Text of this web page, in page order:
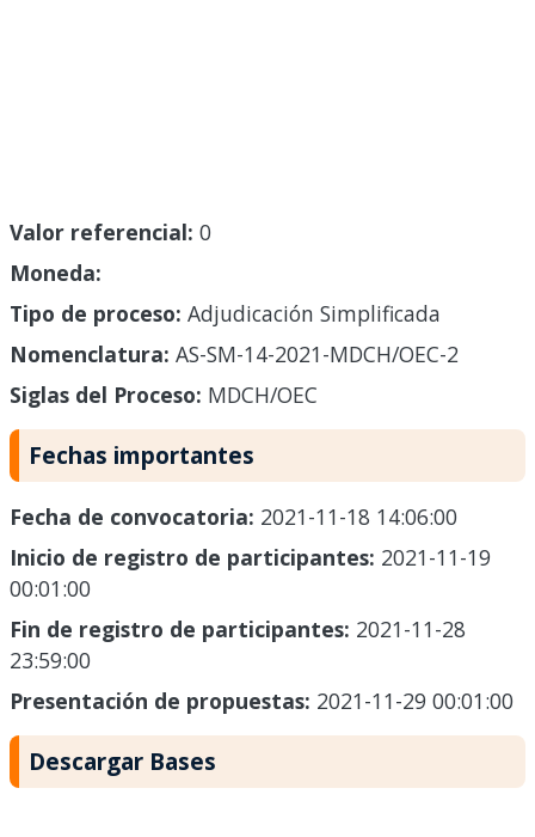
Valor referencial: 0
Moneda:
Tipo de proceso: Adjudicación Simplificada
Nomenclatura: AS-SM-14-2021-MDCH/OEC-2
Siglas del Proceso: MDCH/OEC
Fechas importantes
Fecha de convocatoria: 2021-11-18 14:06:00
Inicio de registro de participantes: 2021-11-19
00:01:00
Fin de registro de participantes: 2021-11-28
23:59:00
Presentación de propuestas: 2021-11-29 00:01:00
Descargar Bases